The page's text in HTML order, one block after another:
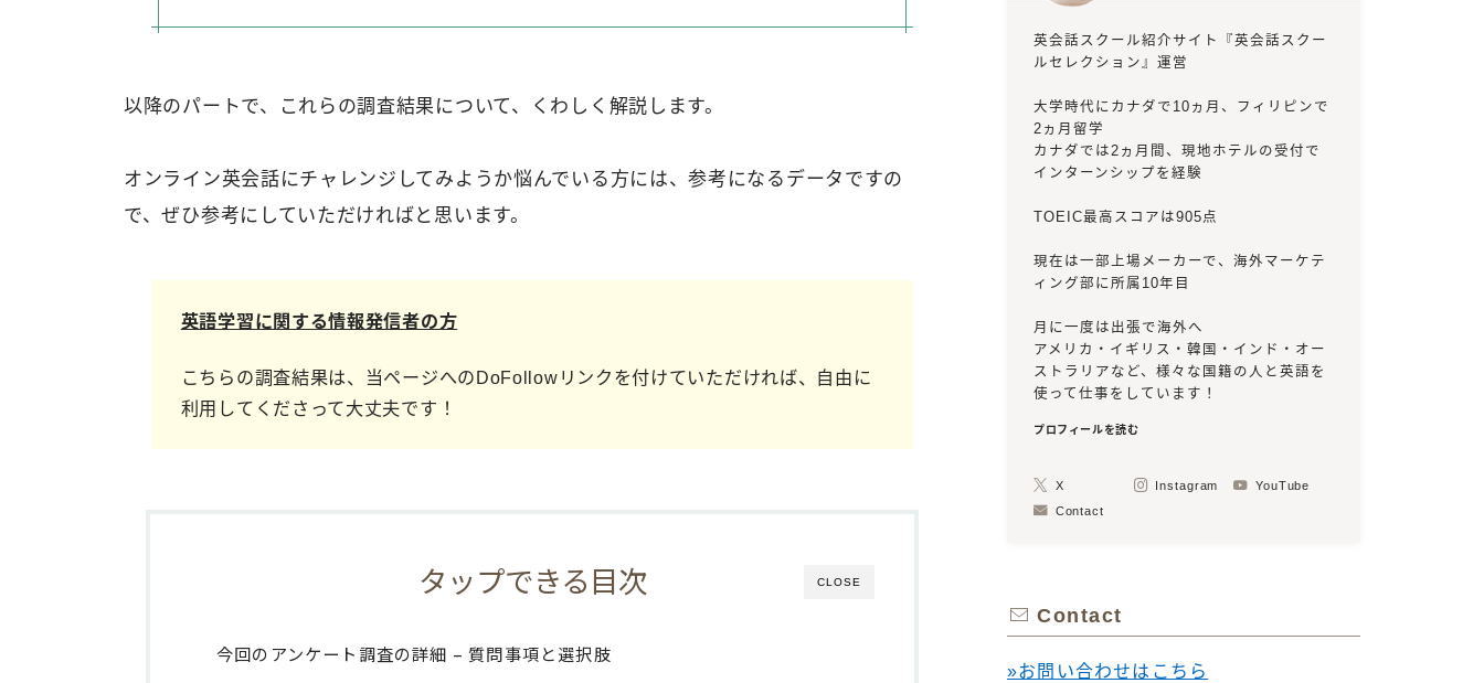
以降のパートで、これらの調査結果について、くわしく解説します。
オンライン英会話にチャレンジしてみようか悩んでいる方には、参考になるデータですの
で、ぜひ参考にしていただければと思います。
英語学習に関する情報発信者の方
こちらの調査結果は、当ページへのDoFollowリンクを付けていただければ、自由に
利用してくださって大丈夫です！
CLOSE
タップできる目次
今回のアンケート調査の詳細 – 質問事項と選択肢
英会話スクール紹介サイト『英会話スクー
ルセレクション』運営
大学時代にカナダで10ヵ月、フィリピンで
2ヵ月留学
カナダでは2ヵ月間、現地ホテルの受付で
インターンシップを経験
TOEIC最高スコアは905点
現在は一部上場メーカーで、海外マーケテ
ィング部に所属10年目
月に一度は出張で海外へ
アメリカ・イギリス・韓国・インド・オー
ストラリアなど、様々な国籍の人と英語を
使って仕事をしています！
プロフィールを読む
X Instagram
YouTube
Contact
Contact
»お問い合わせはこちら